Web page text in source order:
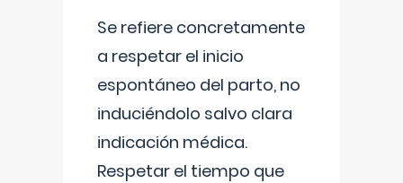
Se refiere concretamente
a respetar el inicio
espontáneo del parto, no
induciéndolo salvo clara
indicación médica.
Respetar el tiempo que